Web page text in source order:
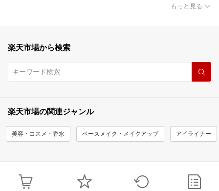
もっと見る
楽天市場から検索
楽天市場の関連ジャンル
美容・コスメ・香水 ベースメイク・メイクアップ アイライナー